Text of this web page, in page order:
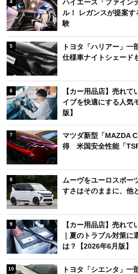
4
ハイエース「ファイン
ル！ レガンスが提案
験
5
トヨタ「ハリアー」
仕様車ナイトシェード
6
【カー用品店】売れ
イブを快適にする人気
版】
7
マツダ新型「MAZDA
得 米国安全性能「
8
ムーヴをユーロスポー
すさはそのままに、他
9
【カー用品店】売れ
｜夏のトラブル対策
は？【2026年6月版】
10
トヨタ「シエンタ」